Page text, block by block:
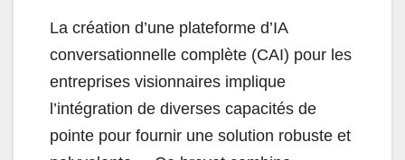
La création d’une plateforme d’IA
conversationnelle complète (CAI) pour les
entreprises visionnaires implique
l’intégration de diverses capacités de
pointe pour fournir une solution robuste et